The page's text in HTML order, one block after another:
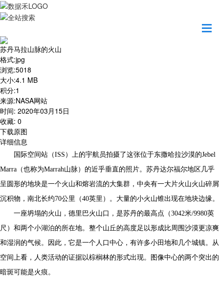
苏丹马拉山脉的火山
格式:jpg
浏览:5018
大小:4.1 MB
积分:1
来源:NASA网站
时间: 2020年03月15日
收藏: 0
下载原图
详细信息
国际空间站（ISS）上的宇航员拍摄了这张位于东撒哈拉沙漠的Jebel
Marra（也称为Marrah山脉）的近乎垂直的照片。苏丹达尔福尔地区几乎
呈圆形的地块是一个火山和熔岩流的大集群，中央有一大片火山火山碎屑
沉积物，南北长约70公里（40英里）。大量的小火山锥出现在地块边缘。
一座坍塌的火山，德里巴火山口，是苏丹的最高点（3042米/9980英
尺）和两个小湖泊的所在地。整个山丘的高度足以形成比周围沙漠更凉爽
和湿润的气候。因此，它是一个人口中心，有许多小田地和几个城镇。从
空间上看，人类活动的证据以棕榈林的形式出现。图像中心的两个突出的
暗斑可能是火痕。